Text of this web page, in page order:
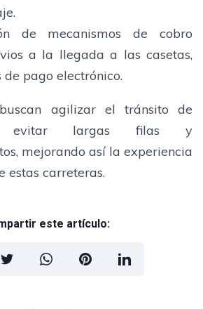
de mecanismos de cobro
a la llegada a las casetas,
de pago electrónico.
agilizar el tránsito de
evitar largas filas y
mejorando así la experiencia
estas carreteras.
este artículo: